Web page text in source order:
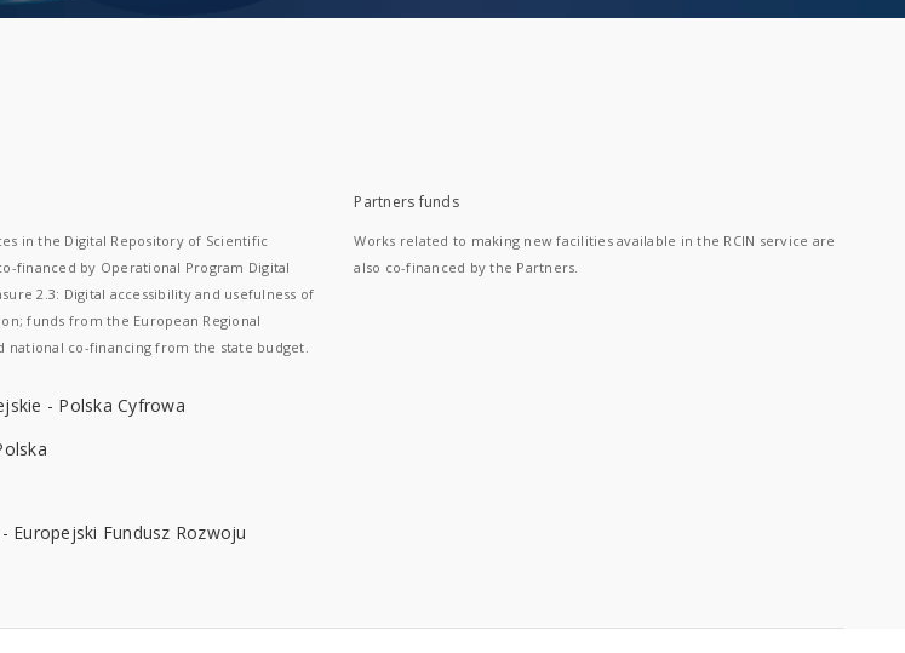
in the Digital Repository of Scientific
financed by Operational Program Digital
2.3: Digital accessibility and usefulness of
funds from the European Regional
national co-financing from the state budget.
Partners funds
Works related to making new facilities available in the RCIN service are
also co-financed by the Partners.